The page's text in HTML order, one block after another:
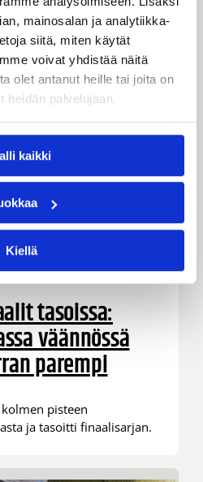
mainosalan ja analytiikka-
siitä, miten käytät
voivat yhdistää näitä
olet antanut heille tai joita on
heidän palvelujaan.
kaikki
Kiellä
tasoissa:
väännössä
parempi
pisteen
ja tasoitti finaalisarjan.